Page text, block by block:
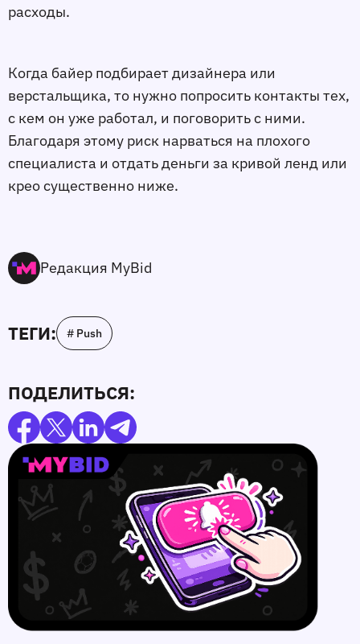
расходы.
Когда байер подбирает дизайнера или
верстальщика, то нужно попросить контакты тех,
с кем он уже работал, и поговорить с ними.
Благодаря этому риск нарваться на плохого
специалиста и отдать деньги за кривой ленд или
крео существенно ниже.
Редакция MyBid
ТЕГИ: # Push
ПОДЕЛИТЬСЯ: